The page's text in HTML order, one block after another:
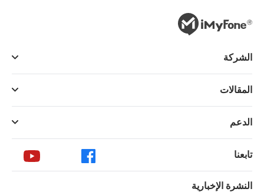
الشركة
المقالات
الدعم
تابعنا
النشرة الإخبارية